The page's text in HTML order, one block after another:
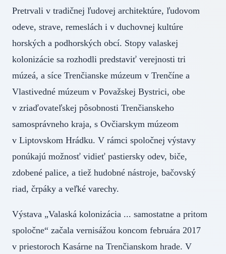
Pretrvali v tradičnej ľudovej architektúre, ľudovom
odeve, strave, remeslách i v duchovnej kultúre
horských a podhorských obcí. Stopy valaskej
kolonizácie sa rozhodli predstaviť verejnosti tri
múzeá, a síce Trenčianske múzeum v Trenčíne a
Vlastivedné múzeum v Považskej Bystrici, obe
v zriaďovateľskej pôsobnosti Trenčianskeho
samosprávneho kraja, s Ovčiarskym múzeom
v Liptovskom Hrádku. V rámci spoločnej výstavy
ponúkajú možnosť vidieť pastiersky odev, biče,
zdobené palice, a tiež hudobné nástroje, bačovský
riad, črpáky a veľké varechy.
Výstava „Valaská kolonizácia ... samostatne a pritom
spoločne“ začala vernisážou koncom februára 2017
v priestoroch Kasárne na Trenčianskom hrade. V